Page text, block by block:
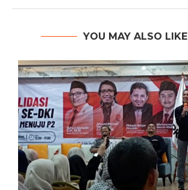
YOU MAY ALSO LIKE